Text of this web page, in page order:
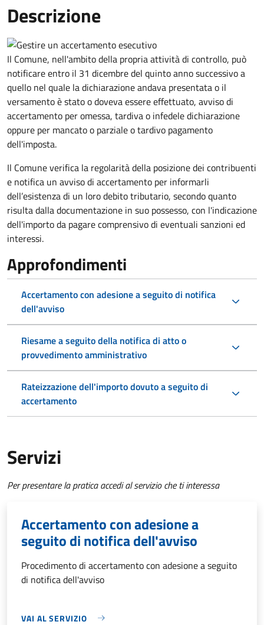
Descrizione
Il Comune, nell'ambito della propria attività di controllo, può
notificare entro il 31 dicembre del quinto annosuccessivo a
quello nel quale la dichiarazione andava presentata o il
versamento è stato o doveva essere effettuato, avviso di
accertamento per omessa, tardiva o infedele dichiarazione
oppure per mancato o parziale o tardivo pagamento
dell'imposta.
Il Comune verifica la regolarità della posizione dei contribuenti
e notifica un avviso di accertamento per informarli
dell’esistenza di un loro debito tributario, secondo quanto
risulta dalla documentazione in suo possesso, con l'indicazione
dell'importo da pagare comprensivo di eventuali sanzioni ed
interessi.
Approfondimenti
Accertamento con adesione a seguito di notifica
dell'avviso
Riesame a seguito della notifica di atto o
provvedimento amministrativo
Rateizzazione dell'importo dovuto a seguito di
accertamento
Servizi
Per presentare la pratica accedi al servizio che ti interessa
Accertamento con adesione a
seguito di notifica dell'avviso
Procedimento di accertamento con adesione a seguito
di notifica dell'avviso
VAI AL SERVIZIO